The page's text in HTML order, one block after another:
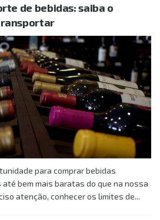
de bebidas: saiba o
para comprar bebidas
bem mais baratas do que na nossa
atenção, conhecer os limites de...